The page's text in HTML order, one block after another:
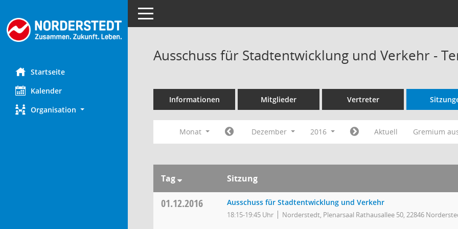
Startseite
Kalender
Organisation
Toggle navigation
Ausschuss für Stadtentwicklung und Verkehr -
Informationen Mitglieder Vertreter
Monat Dezember 2016 Aktuell Gremium
Tag Sitzung
01.12.2016 Ausschuss für Stadtentwicklung und Verkehr
18:15-19:45 Uhr Norderstedt, Plenarsaal Rathausallee 50, 22846